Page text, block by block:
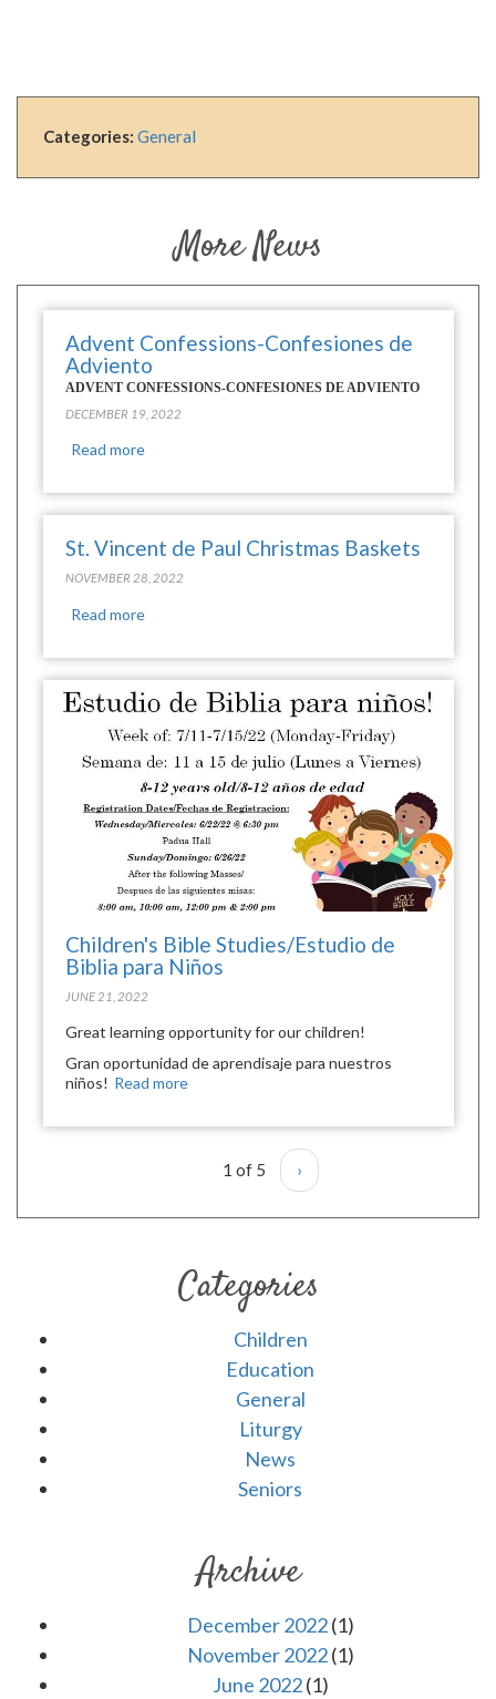
Categories: General
More News
Advent Confessions-Confesiones de
Adviento
ADVENT CONFESSIONS-CONFESIONES DE ADVIENTO
DECEMBER 19, 2022
Read more
St. Vincent de Paul Christmas Baskets
NOVEMBER 28, 2022
Read more
Children's Bible Studies/Estudio de
Biblia para Niños
JUNE 21, 2022
Great learning opportunity for our children!
Gran oportunidad de aprendisaje para nuestros
niños! Read more
1 of 5 ›
Categories
Children
Education
General
Liturgy
News
Seniors
Archive
December 2022(1)
November 2022(1)
June 2022(1)